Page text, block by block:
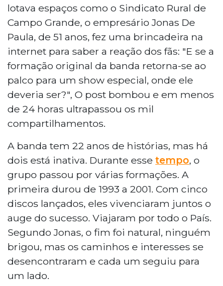
lotava espaços como o Sindicato Rural de
Campo Grande, o empresário Jonas De
Paula, de 51 anos, fez uma brincadeira na
internet para saber a reação dos fãs: "E se a
formação original da banda retorna-se ao
palco para um show especial, onde ele
deveria ser?", O post bombou e em menos
de 24 horas ultrapassou os mil
compartilhamentos.
A banda tem 22 anos de histórias, mas há
dois está inativa. Durante esse tempo, o
grupo passou por várias formações. A
primeira durou de 1993 a 2001. Com cinco
discos lançados, eles vivenciaram juntos o
auge do sucesso. Viajaram por todo o País.
Segundo Jonas, o fim foi natural, ninguém
brigou, mas os caminhos e interesses se
desencontraram e cada um seguiu para
um lado.